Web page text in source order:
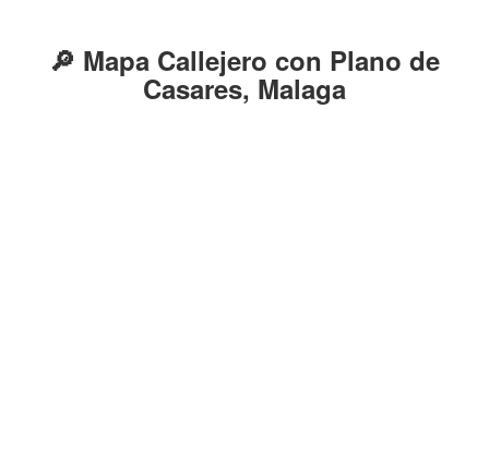
🔎 Mapa Callejero con Plano de
Casares, Malaga